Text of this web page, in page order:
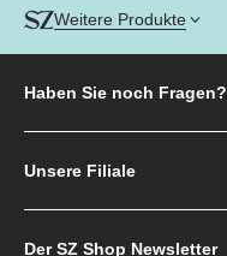
Weitere Produkte
Haben Sie noch Fragen?
Unsere Filiale
Der SZ Shop Newsletter